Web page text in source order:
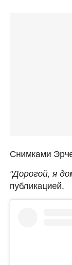
Снимками
"Дорогой, я
публикацией.